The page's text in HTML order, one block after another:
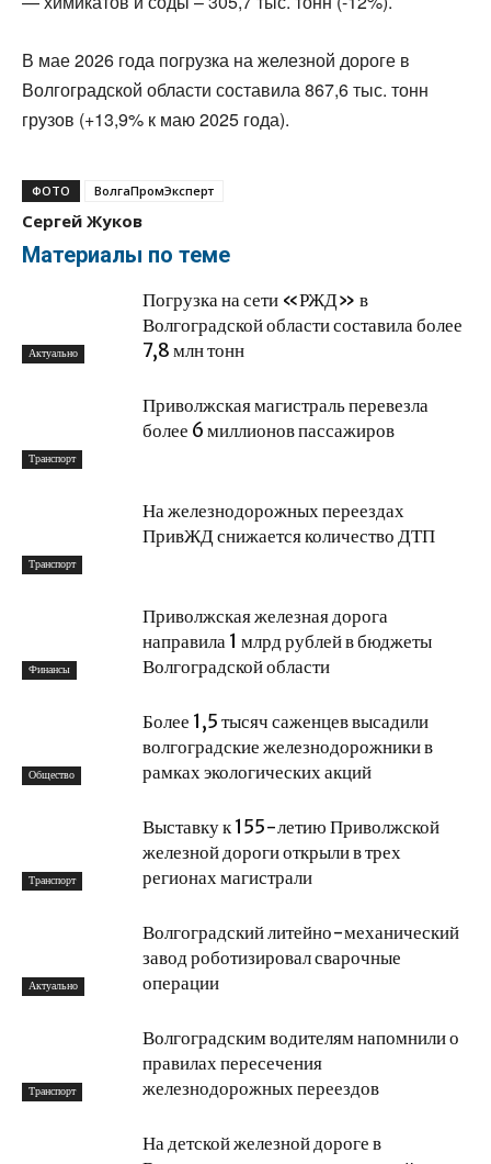
В мае 2026 года погрузка на железной дороге в
Волгоградской области составила 867,6 тыс. тонн
грузов (+13,9% к маю 2025 года).
ФОТО ВолгаПромЭксперт
Сергей Жуков
Материалы по теме
Актуально
Погрузка на сети «РЖД» в
Волгоградской области составила более
7,8 млн тонн
Транспорт
Приволжская магистраль перевезла
более 6 миллионов пассажиров
Транспорт
На железнодорожных переездах
ПривЖД снижается количество ДТП
Финансы
Приволжская железная дорога
направила 1 млрд рублей в бюджеты
Волгоградской области
Общество
Более 1,5 тысяч саженцев высадили
волгоградские железнодорожники в
рамках экологических акций
Транспорт
Выставку к 155-летию Приволжской
железной дороги открыли в трех
регионах магистрали
Актуально
Волгоградский литейно-механический
завод роботизировал сварочные
операции
Транспорт
Волгоградским водителям напомнили о
правилах пересечения
железнодорожных переездов
На детской железной дороге в